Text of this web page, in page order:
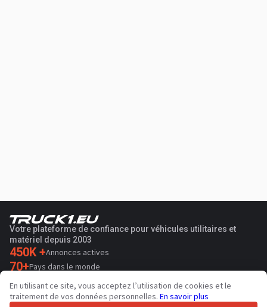
Votre plateforme de confiance pour véhicules utilitaires et
matériel depuis 2003
450K +Annonces actives
70+Pays dans le monde
36 Langues prises en charge
4.7/5
En utilisant ce site, vous acceptez l’utilisation de cookies et le
traitement de vos données personnelles. En savoir plus